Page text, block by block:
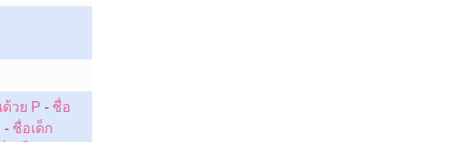
วย P - ชื่อ
- ชื่อเด็ก